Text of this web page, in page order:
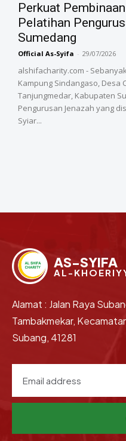
‎Perkuat
Pelatihan
Sumedang
Official As-Syifa - 29/07/2026
alshifacharity.com -
Kampung Sindangaso, Desa
Tanjungmedar, Kabupaten
Pengurusan Jenazah yang
Syiar...
AS-SYIFA
AL-
Alamat : Jalan Raya
Tambakmekar,
Subang, 41281